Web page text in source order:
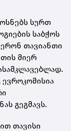
სურთ
საბჭოს
თავიანთი
მიერ
ევროკომისია
გეგმავს.
თავისი